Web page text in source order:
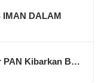
IMAN DALAM
PAN Kibarkan B…